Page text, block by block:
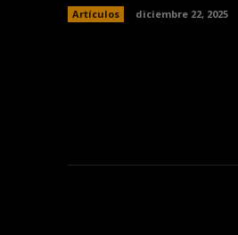
Artículos diciembre 22, 2025